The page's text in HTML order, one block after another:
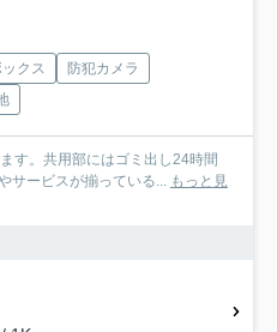
クス
防犯カメラ
す。共用部にはゴミ出し24時間
サービスが揃っている... もっと見